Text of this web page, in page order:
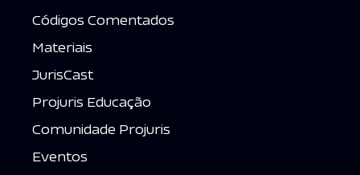
Códigos Comentados
Materiais
JurisCast
Projuris Educação
Comunidade Projuris
Eventos